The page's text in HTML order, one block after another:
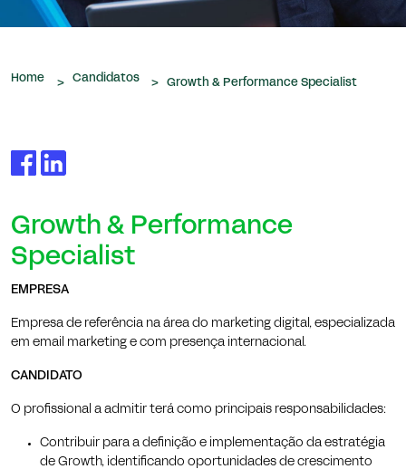
que nos são confiados.
Home > Candidatos > Growth & Performance Specialist
Growth & Performance
Specialist
EMPRESA
Empresa de referência na área do marketing digital, especializada
em email marketing e com presença internacional.
CANDIDATO
O profissional a admitir terá como principais responsabilidades:
Contribuir para a definição e implementação da estratégia
de Growth, identificando oportunidades de crescimento